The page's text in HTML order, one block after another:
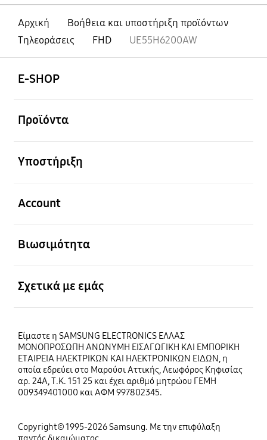
Αρχική
Βοήθεια και υποστήριξη προϊόντων
Τηλεοράσεις
FHD UE55H6200AW
E-SHOP
Προϊόντα
Υποστήριξη
Account
Βιωσιμότητα
Σχετικά με εμάς
Είμαστε η SAMSUNG ELECTRONICS ΕΛΛΑΣ
ΜΟΝΟΠΡΟΣΩΠΗ ΑΝΩΝΥΜΗ ΕΙΣΑΓΩΓΙΚΗ ΚΑΙ ΕΜΠΟΡΙΚΗ
ΕΤΑΙΡΕΙΑ ΗΛΕΚΤΡΙΚΩΝ ΚΑΙ ΗΛΕΚΤΡΟΝΙΚΩΝ ΕΙΔΩΝ, η
οποία εδρεύει στο Μαρούσι Αττικής, Λεωφόρος Κηφισίας
αρ. 24Α, Τ.Κ. 151 25 και έχει αριθμό μητρώου ΓΕΜΗ
009349401000 και ΑΦΜ 997802345.
Copyright© 1995-2026 Samsung. Με την επιφύλαξη